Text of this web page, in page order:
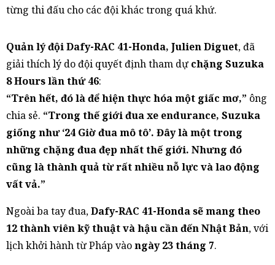
từng thi đấu cho các đội khác trong quá khứ.
Quản lý đội Dafy-RAC 41-Honda, Julien Diguet, đã
giải thích lý do đội quyết định tham dự chặng Suzuka
8 Hours lần thứ 46:
“Trên hết, đó là để hiện thực hóa một giấc mơ,” ông
chia sẻ. “Trong thế giới đua xe endurance, Suzuka
giống như ‘24 Giờ đua mô tô’. Đây là một trong
những chặng đua đẹp nhất thế giới. Nhưng đó
cũng là thành quả từ rất nhiều nỗ lực và lao động
vất vả.”
Ngoài ba tay đua,Dafy-RAC 41-Honda sẽ mang theo
12 thành viên kỹ thuật và hậu cần đến Nhật Bản, với
lịch khởi hành từ Pháp vàongày 23 tháng 7.